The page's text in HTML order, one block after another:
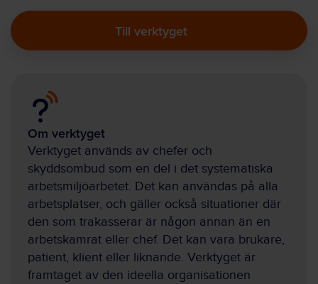
Till verktyget
Om verktyget
Verktyget används av chefer och
skyddsombud som en del i det systematiska
arbetsmiljöarbetet. Det kan användas på alla
arbetsplatser, och gäller också situationer där
den som trakasserar är någon annan än en
arbetskamrat eller chef. Det kan vara brukare,
patient, klient eller liknande. Verktyget är
framtaget av den ideella organisationen